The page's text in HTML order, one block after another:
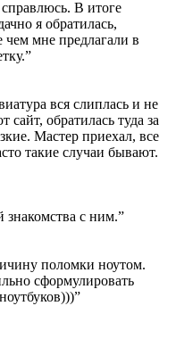
справлюсь. В итоге
я обратилась,
чем мне предлагали в
вся слиплась и не
сайт, обратилась туда за
Мастер приехал, все
такие случаи бывают.
знакомства с ним.”
поломки ноутом.
сформулировать